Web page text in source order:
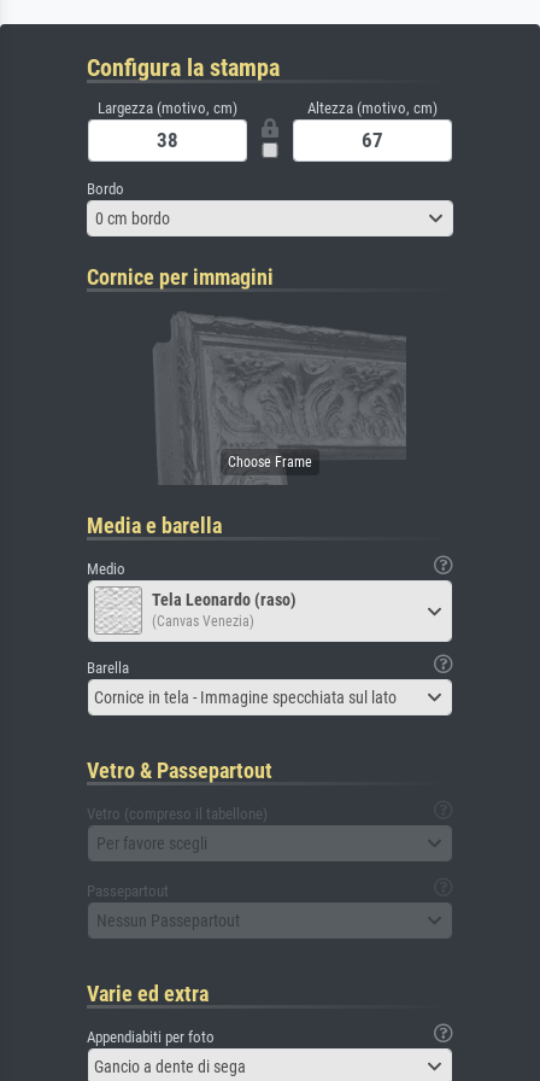
Configura la stampa
Largezza (motivo, cm) Altezza (motivo, cm)
Bordo
0 cm bordo
Cornice per immagini
Media e barella
Medio
Tela Leonardo (raso)
(Canvas Venezia)
Barella
Cornice in tela - Immagine specchiata sul lato
Vetro & Passepartout
Vetro (compreso il tabellone)
Per favore scegli
Passepartout
Nessun Passepartout
Varie ed extra
Appendiabiti per foto
Gancio a dente di sega